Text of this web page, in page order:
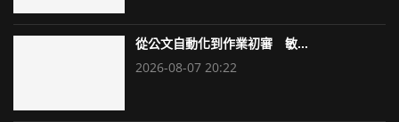
從公文自動化到作業初審 敏...
2026-08-07 20:22